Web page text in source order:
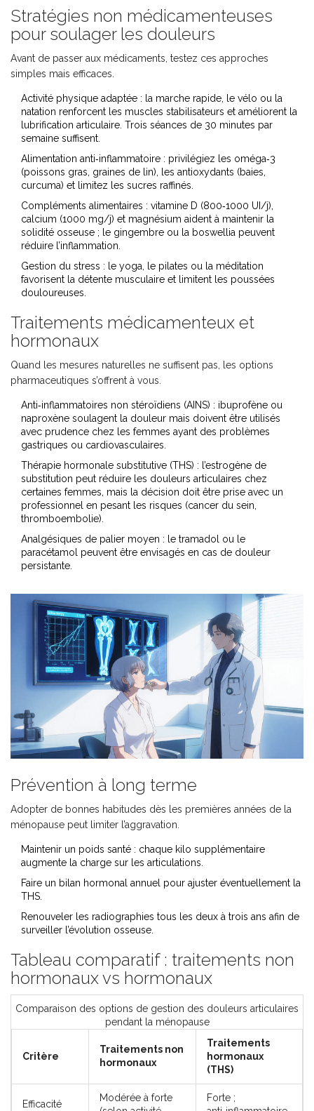
Stratégies non médicamenteuses
pour soulager les douleurs
Avant de passer aux médicaments, testez ces approches
simples mais efficaces.
Activité physique adaptée : la marche rapide, le vélo ou la
natation renforcent les muscles stabilisateurs et améliorent la
lubrification articulaire. Trois séances de 30 minutes par
semaine suffisent.
Alimentation anti‑inflammatoire : privilégiez les oméga‑3
(poissons gras, graines de lin), les antioxydants (baies,
curcuma) et limitez les sucres raffinés.
Compléments alimentaires : vitamine D (800‑1000 UI/j),
calcium (1000 mg/j) et magnésium aident à maintenir la
solidité osseuse ; le gingembre ou la boswellia peuvent
réduire l’inflammation.
Gestion du stress : le yoga, le pilates ou la méditation
favorisent la détente musculaire et limitent les poussées
douloureuses.
Traitements médicamenteux et
hormonaux
Quand les mesures naturelles ne suffisent pas, les options
pharmaceutiques s’offrent à vous.
Anti‑inflammatoires non stéroïdiens (AINS) : ibuprofène ou
naproxène soulagent la douleur mais doivent être utilisés
avec prudence chez les femmes ayant des problèmes
gastriques ou cardiovasculaires.
Thérapie hormonale substitutive (THS) : l’estrogène de
substitution peut réduire les douleurs articulaires chez
certaines femmes, mais la décision doit être prise avec un
professionnel en pesant les risques (cancer du sein,
thromboembolie).
Analgésiques de palier moyen : le tramadol ou le
paracétamol peuvent être envisagés en cas de douleur
persistante.
Prévention à long terme
Adopter de bonnes habitudes dès les premières années de la
ménopause peut limiter l’aggravation.
Maintenir un poids santé : chaque kilo supplémentaire
augmente la charge sur les articulations.
Faire un bilan hormonal annuel pour ajuster éventuellement la
THS.
Renouveler les radiographies tous les deux à trois ans afin de
surveiller l’évolution osseuse.
Tableau comparatif : traitements non
hormonaux vs hormonaux
Comparaison des options de gestion des douleurs articulaires
pendant la ménopause
Critère
Traitements non
hormonaux
Traitements
hormonaux
(THS)
Efficacité
Modérée à forte
Forte ;